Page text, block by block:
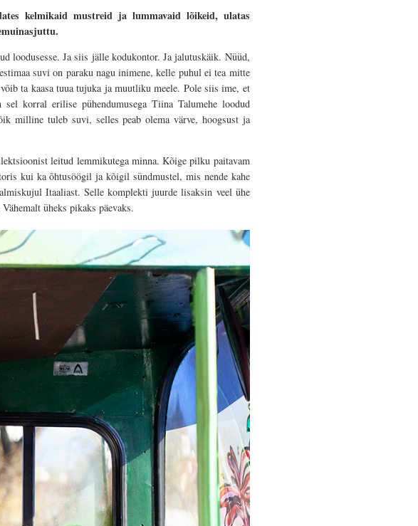
kelmikaid mustreid ja lummavaid lõikeid, ulatas
loodusesse. Ja siis jälle kodukontor. Ja jalutuskäik. Nüüd,
suvi on paraku nagu inimene, kelle puhul ei tea mitte
ta kaasa tuua tujuka ja muutliku meele. Pole siis ime, et
korral erilise pühendumusega Tiina Talumehe loodud
milline tuleb suvi, selles peab olema värve, hoogsust ja
leitud lemmikutega minna. Kõige pilku paitavam
kui ka õhtusöögil ja kõigil sündmustel, mis nende kahe
Itaaliast. Selle komplekti juurde lisaksin veel ühe
üheks pikaks päevaks.